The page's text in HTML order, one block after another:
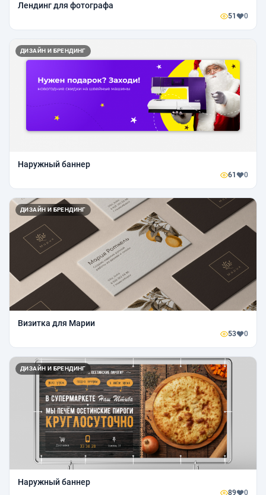
Лендинг для фотографа
51 0
ДИЗАЙН И БРЕНДИНГ
Наружный баннер
61 0
ДИЗАЙН И БРЕНДИНГ
Визитка для Марии
53 0
ДИЗАЙН И БРЕНДИНГ
Наружный баннер
89 0